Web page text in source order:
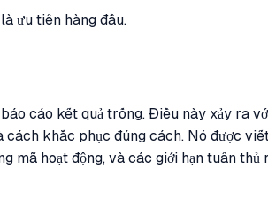
ưu tiên hàng đầu.
cáo kết quả trống. Điều này xảy ra
khắc phục đúng cách. Nó được
mã hoạt động, và các giới hạn tuân thủ